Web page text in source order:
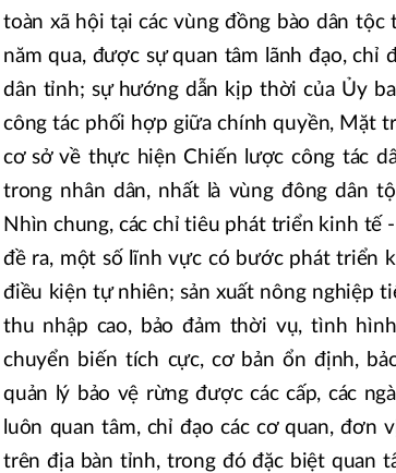
toàn xã hội tại các vùng đồng bào dân
năm qua, được sự quan tâm lãnh đạo, chỉ
dân tỉnh; sự hướng dẫn kịp thời của Ủy
công tác phối hợp giữa chính quyền, Mặt
cơ sở về thực hiện Chiến lược công tác
trong nhân dân, nhất là vùng đông dân
Nhìn chung, các chỉ tiêu phát triển kinh tế
đề ra, một số lĩnh vực có bước phát triển
điều kiện tự nhiên; sản xuất nông nghiệp
thu nhập cao, bảo đảm thời vụ, tình
chuyển biến tích cực, cơ bản ổn định,
quản lý bảo vệ rừng được các cấp, các
luôn quan tâm, chỉ đạo các cơ quan,
trên địa bàn tỉnh, trong đó đặc biệt quan